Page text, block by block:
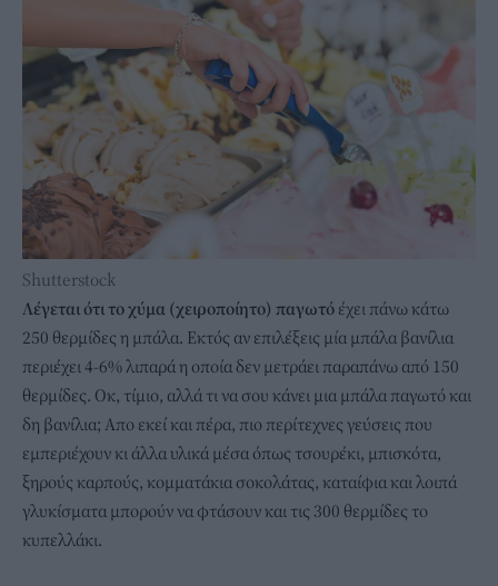
Shutterstock
Λέγεται ότι το χύμα (χειροποίητο) παγωτό έχει πάνω κάτω
250 θερμίδες η μπάλα. Εκτός αν επιλέξεις μία μπάλα βανίλια
περιέχει 4-6% λιπαρά η οποία δεν μετράει παραπάνω από 150
θερμίδες. Οκ, τίμιο, αλλά τι να σου κάνει μια μπάλα παγωτό και
δη βανίλια; Απο εκεί και πέρα, πιο περίτεχνες γεύσεις που
εμπεριέχουν κι άλλα υλικά μέσα όπως τσουρέκι, μπισκότα,
ξηρούς καρπούς, κομματάκια σοκολάτας, καταίφια και λοιπά
γλυκίσματα μπορούν να φτάσουν και τις 300 θερμίδες το
κυπελλάκι.